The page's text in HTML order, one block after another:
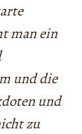
man ein
und die
und
zu